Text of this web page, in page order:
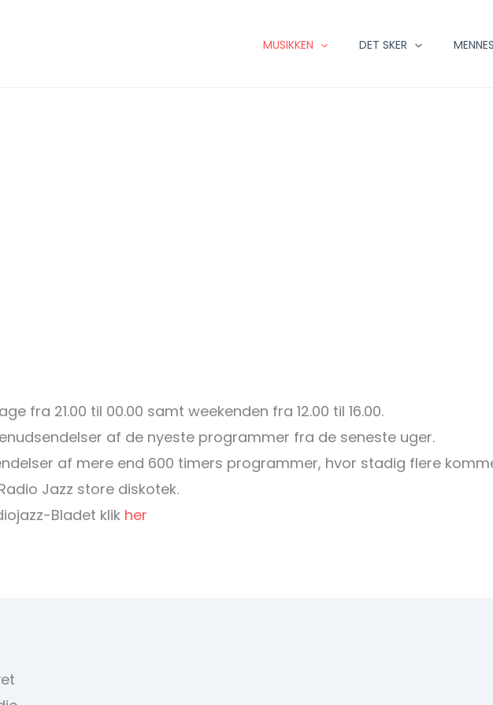
MUSIKKEN DET SKER
fra 21.00 til 00.00 samt weekenden fra 12.00 til 16.00.
af de nyeste programmer fra de seneste uger.
af mere end 600 timers programmer, hvor stadig flere
Jazz store diskotek.
Bladet klik her